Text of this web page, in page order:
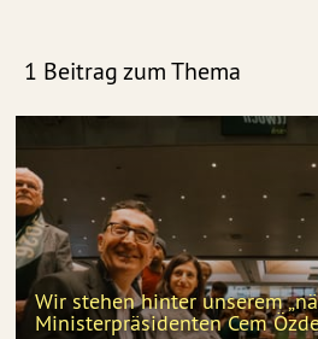
1 Beitrag zum Thema
Wir stehen hinter unserem
Ministerpräsidenten Cem